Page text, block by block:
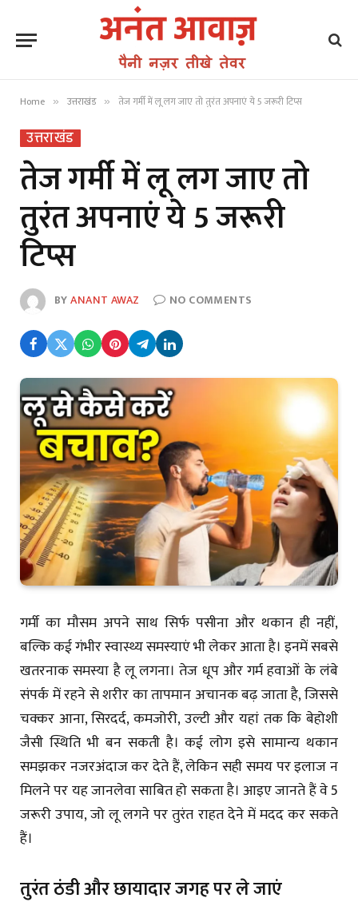
Home » उत्तराखंड » तेज गर्मी में लू लग जाए तो तुरंत अपनाएं ये 5 जरूरी टिप्स
उत्तराखंड
तेज गर्मी में लू लग जाए तो
तुरंत अपनाएं ये 5 जरूरी
टिप्स
BYANANT AWAZ NO COMMENTS
गर्मी का मौसम अपने साथ सिर्फ पसीना और थकान ही नहीं,
बल्कि कई गंभीर स्वास्थ्य समस्याएं भी लेकर आता है। इनमें सबसे
खतरनाक समस्या है लू लगना। तेज धूप और गर्म हवाओं के लंबे
संपर्क में रहने से शरीर का तापमान अचानक बढ़ जाता है, जिससे
चक्कर आना, सिरदर्द, कमजोरी, उल्टी और यहां तक कि बेहोशी
जैसी स्थिति भी बन सकती है। कई लोग इसे सामान्य थकान
समझकर नजरअंदाज कर देते हैं, लेकिन सही समय पर इलाज न
मिलने पर यह जानलेवा साबित हो सकता है। आइए जानते हैं वे 5
जरूरी उपाय, जो लू लगने पर तुरंत राहत देने में मदद कर सकते
हैं।
तुरंत ठंडी और छायादार जगह पर ले जाएं